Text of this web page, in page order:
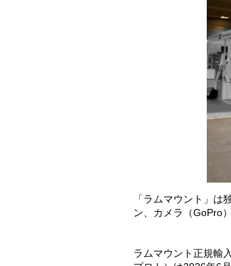
「ラムマウント」
ン、カメラ（GoPro
ラムマウント正規輸